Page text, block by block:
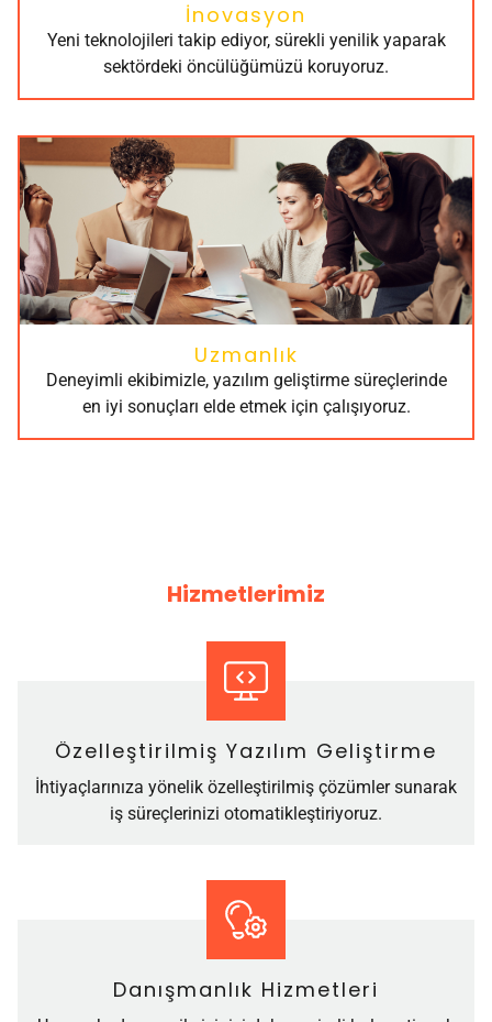
İnovasyon
Yeni teknolojileri takip ediyor, sürekli yenilik yaparak
sektördeki öncülüğümüzü koruyoruz.
Uzmanlık
Deneyimli ekibimizle, yazılım geliştirme süreçlerinde
en iyi sonuçları elde etmek için çalışıyoruz.
Hizmetlerimiz
Özelleştirilmiş Yazılım Geliştirme
İhtiyaçlarınıza yönelik özelleştirilmiş çözümler sunarak
iş süreçlerinizi otomatikleştiriyoruz.
Danışmanlık Hizmetleri